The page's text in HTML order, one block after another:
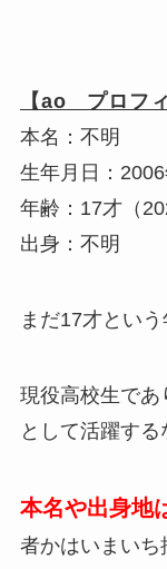
【ao プロフィ
本名：不明
生年月日：
年齢：17才（
出身：不明
まだ17才とい
現役高校生であ
として活躍する
本名や出身地
者かはいまいち